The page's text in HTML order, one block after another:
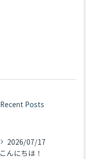
Recent Posts
2026/07/17
こんにちは！